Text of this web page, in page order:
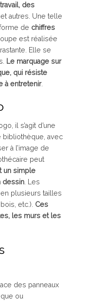
des
autres. Une telle
de chiffres
est réalisée
Elle se
Le marquage sur
qui résiste
à entretenir.
il s’agit d’une
bibliothèque, avec
à l’image de
peut
un simple
dessin. Les
plusieurs tailles
etc.). Ces
les murs et les
des panneaux
ou